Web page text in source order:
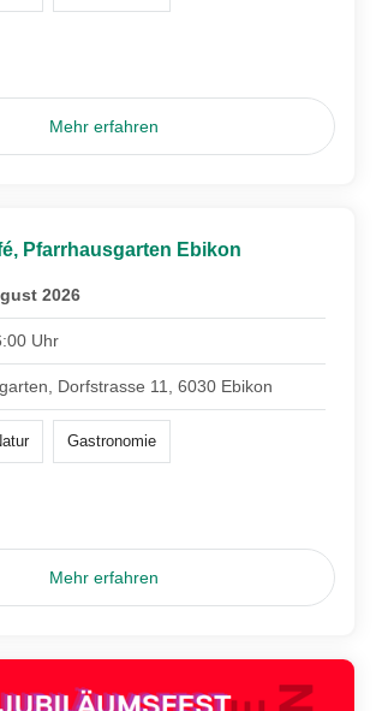
Mehr erfahren
Pfarrhausgarten Ebikon
2026
Uhr
Dorfstrasse 11, 6030 Ebikon
Gastronomie
Mehr erfahren